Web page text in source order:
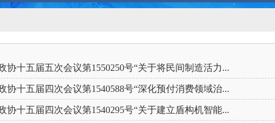
协十五届五次会议第1550250号“关于将民间制造活力...
协十五届四次会议第1540588号“深化预付消费领域治...
协十五届四次会议第1540295号“关于建立盾构机智能...